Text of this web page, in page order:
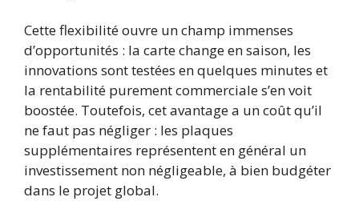
Cette flexibilité ouvre un champ immenses
d’opportunités : la carte change en saison, les
innovations sont testées en quelques minutes et
la rentabilité purement commerciale s’en voit
boostée. Toutefois, cet avantage a un coût qu’il
ne faut pas négliger : les plaques
supplémentaires représentent en général un
investissement non négligeable, à bien budgéter
dans le projet global.